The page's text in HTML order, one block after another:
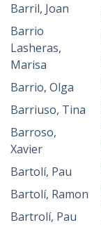
Barril, Joan
Barrio
Lasheras,
Marisa
Barrio, Olga
Barriuso, Tina
Barroso,
Xavier
Bartolí, Pau
Bartolí, Ramon
Bartrolí, Pau